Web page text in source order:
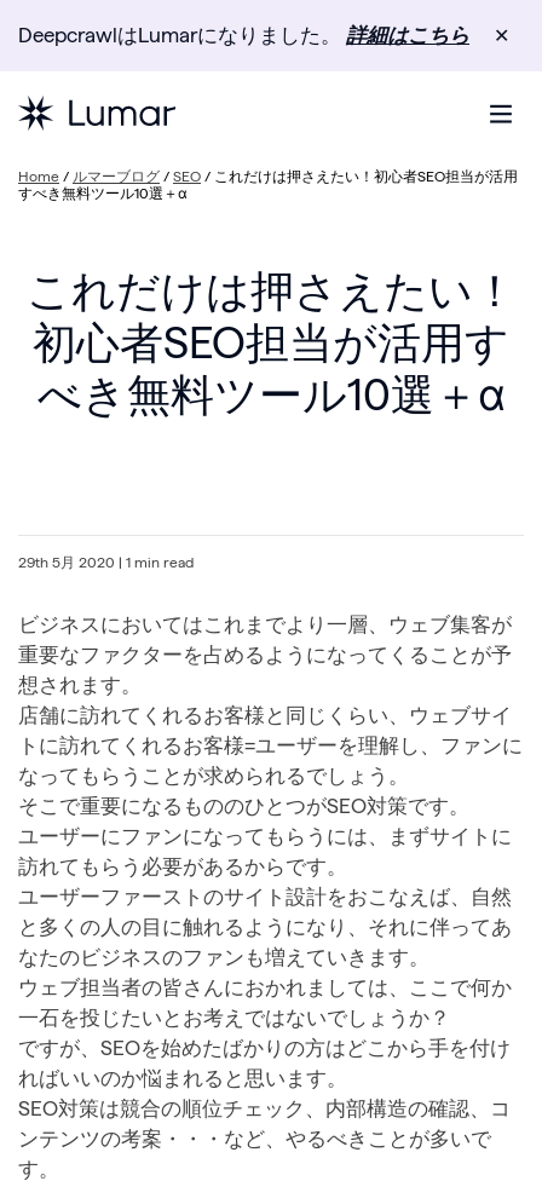
DeepcrawlはLumarになりました。 詳細はこちら ✕
Home / ルマーブログ / SEO / これだけは押さえたい！初心者SEO担当が活用
すべき無料ツール10選＋α
これだけは押さえたい！
初心者SEO担当が活用す
べき無料ツール10選＋α
29th 5月 2020 | 1 min read
ビジネスにおいてはこれまでより一層、ウェブ集客が
重要なファクターを占めるようになってくることが予
想されます。
店舗に訪れてくれるお客様と同じくらい、ウェブサイ
トに訪れてくれるお客様=ユーザーを理解し、ファンに
なってもらうことが求められるでしょう。
そこで重要になるもののひとつがSEO対策です。
ユーザーにファンになってもらうには、まずサイトに
訪れてもらう必要があるからです。
ユーザーファーストのサイト設計をおこなえば、自然
と多くの人の目に触れるようになり、それに伴ってあ
なたのビジネスのファンも増えていきます。
ウェブ担当者の皆さんにおかれましては、ここで何か
一石を投じたいとお考えではないでしょうか？
ですが、SEOを始めたばかりの方はどこから手を付け
ればいいのか悩まれると思います。
SEO対策は競合の順位チェック、内部構造の確認、コ
ンテンツの考案・・・など、やるべきことが多いで
す。